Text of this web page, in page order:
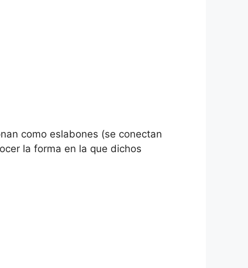
como eslabones (se conectan
la forma en la que dichos